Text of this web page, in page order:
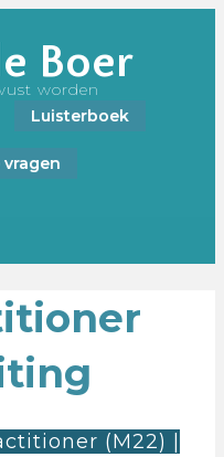
Boer
worden
Luisterboek
(M22) |